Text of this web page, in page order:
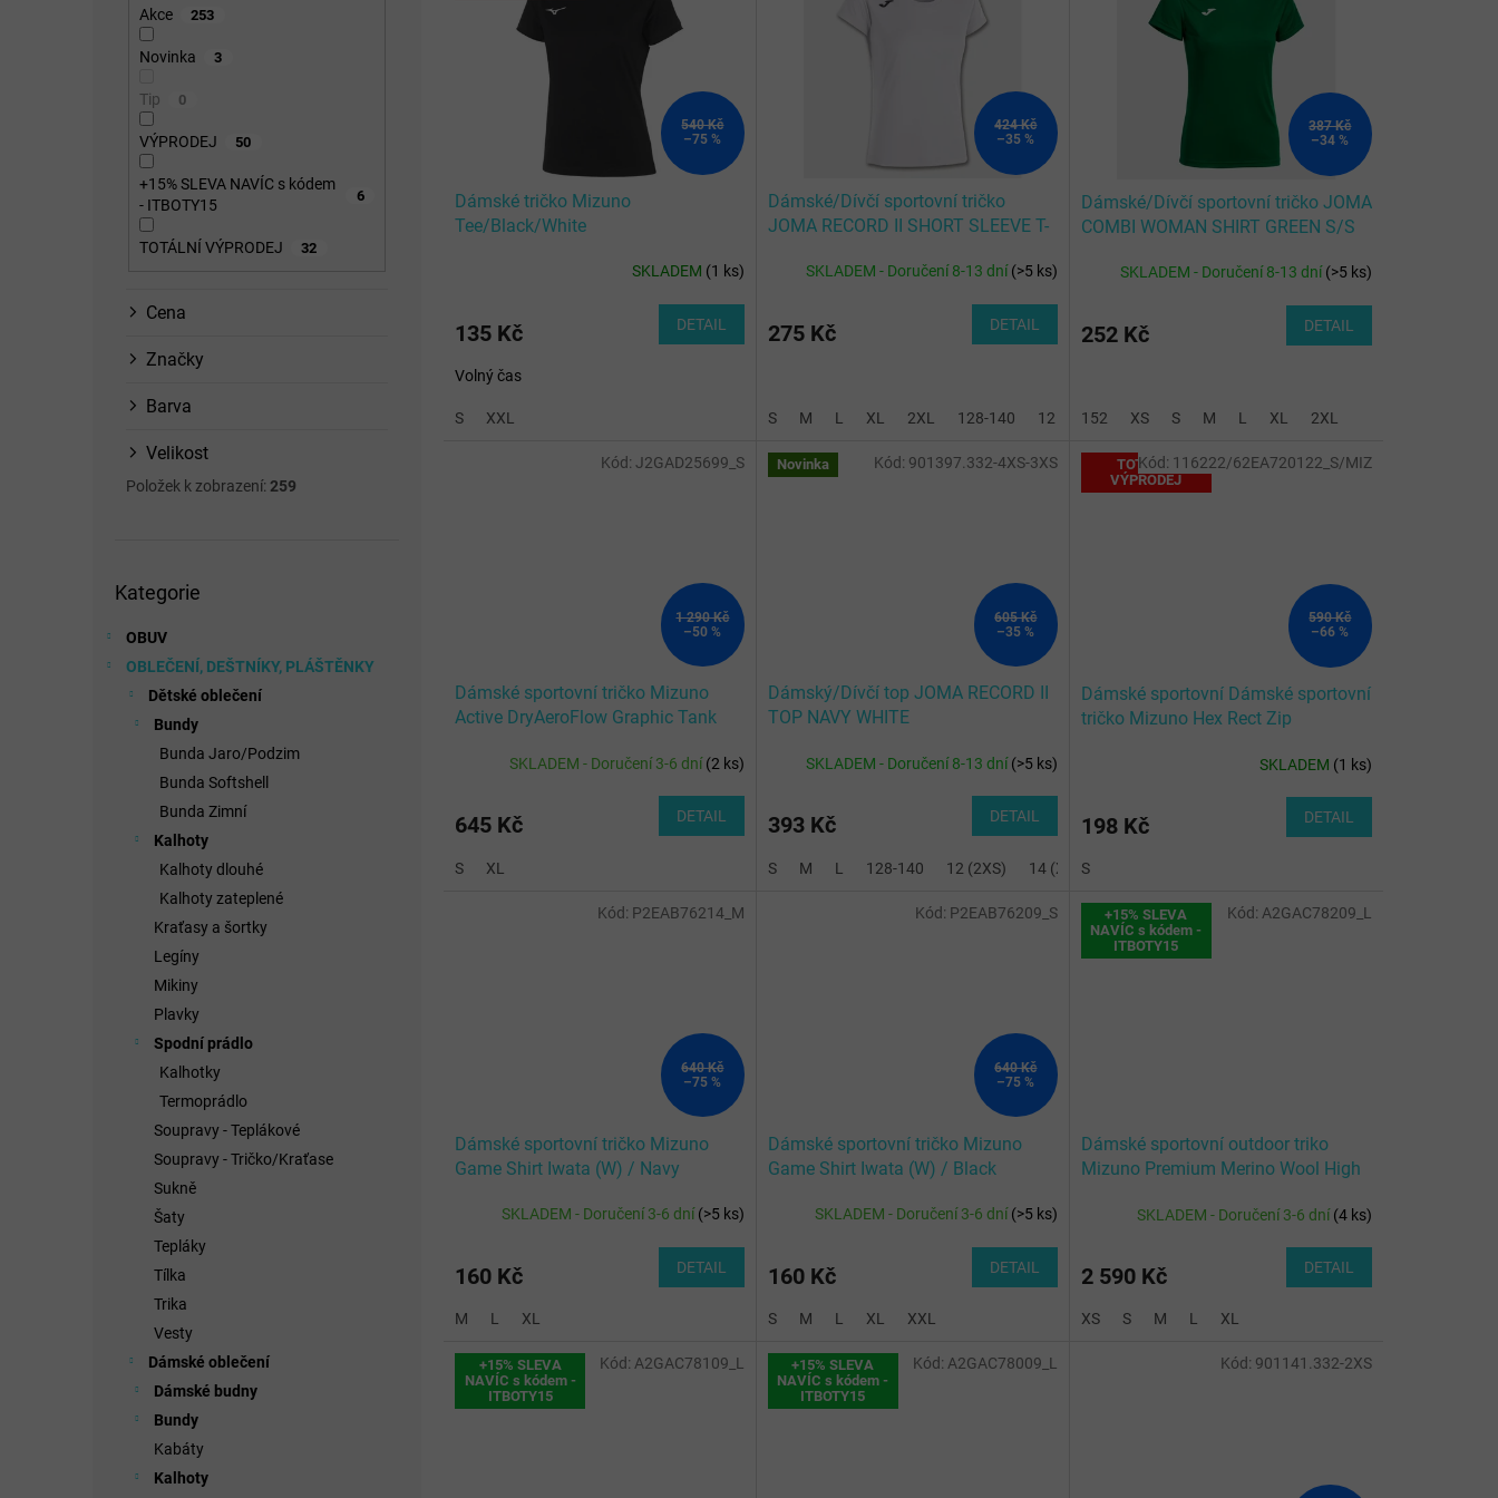
Akce 253
Novinka 3
Tip 0
VÝPRODEJ 50
+15% SLEVA NAVÍC s kódem
- ITBOTY15
6
TOTÁLNÍ VÝPRODEJ 32
Cena
Značky
Barva
Velikost
Položek k zobrazení: 259
kategorie
Kategorie
OBUV
OBLEČENÍ, DEŠTNÍKY, PLÁŠTĚNKY
Dětské oblečení
Bundy
Bunda Jaro/Podzim
Bunda Softshell
Bunda Zimní
Kalhoty
Kalhoty dlouhé
Kalhoty zateplené
Kraťasy a šortky
Legíny
Mikiny
Plavky
Spodní prádlo
Kalhotky
Termoprádlo
Soupravy - Teplákové
Soupravy - Tričko/Kraťase
Sukně
Šaty
Tepláky
Tílka
Trika
Vesty
Dámské oblečení
Dámské budny
Bundy
Kabáty
Kalhoty
540 Kč
–75 %
Dámské tričko Mizuno
Tee/Black/White
SKLADEM (1 ks)
135 Kč DETAIL
Volný čas
S XXL
424 Kč
–35 %
Dámské/Dívčí sportovní tričko
JOMA RECORD II SHORT SLEEVE T-
SKLADEM - Doručení 8-13 dní(>5 ks)
275 Kč DETAIL
S M L XL 2XL 128-140 12 (2XS) 14 (XS)
387 Kč
–34 %
Dámské/Dívčí sportovní tričko JOMA
COMBI WOMAN SHIRT GREEN S/S
SKLADEM - Doručení 8-13 dní(>5 ks)
252 Kč DETAIL
152 XS S M L XL 2XL
1 290 Kč
–50 %
Dámské sportovní tričko Mizuno
Active DryAeroFlow Graphic Tank
SKLADEM - Doručení 3-6 dní(2 ks)
645 Kč DETAIL
S XL
Kód: J2GAD25699_S Novinka
605 Kč
–35 %
Dámský/Dívčí top JOMA RECORD II
TOP NAVY WHITE
SKLADEM - Doručení 8-13 dní(>5 ks)
393 Kč DETAIL
S M L 128-140 12 (2XS) 14 (XS)
Kód: 901397.332-4XS-3XS
TOTÁLNÍ
VÝPRODEJ
590 Kč
–66 %
Dámské sportovní Dámské sportovní
tričko Mizuno Hex Rect Zip
SKLADEM (1 ks)
198 Kč DETAIL
S
Kód: 116222/62EA720122_S/MIZ
640 Kč
–75 %
Dámské sportovní tričko Mizuno
Game Shirt Iwata (W) / Navy
SKLADEM - Doručení 3-6 dní(>5 ks)
160 Kč DETAIL
M L XL
Kód: P2EAB76214_M
640 Kč
–75 %
Dámské sportovní tričko Mizuno
Game Shirt Iwata (W) / Black
SKLADEM - Doručení 3-6 dní(>5 ks)
160 Kč DETAIL
S M L XL XXL
Kód: P2EAB76209_S
+15% SLEVA
NAVÍC s kódem -
ITBOTY15
Dámské sportovní outdoor triko
Mizuno Premium Merino Wool High
SKLADEM - Doručení 3-6 dní(4 ks)
2 590 Kč DETAIL
XS S M L XL
Kód: A2GAC78209_L
+15% SLEVA
NAVÍC s kódem -
ITBOTY15
Kód: A2GAC78109_L
+15% SLEVA
NAVÍC s kódem -
ITBOTY15
Kód: A2GAC78009_L Kód: 901141.332-2XS